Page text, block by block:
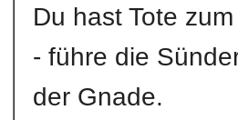
Du hast Tote
- führe die
der Gnade.